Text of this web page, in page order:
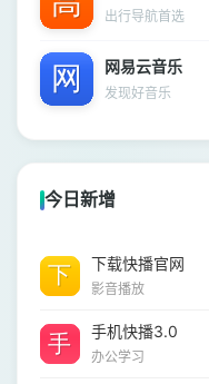
出行导航首选
网易云音乐
发现好音乐
今日新增
下载快播官网
影音播放
手机快播3.0
办公学习